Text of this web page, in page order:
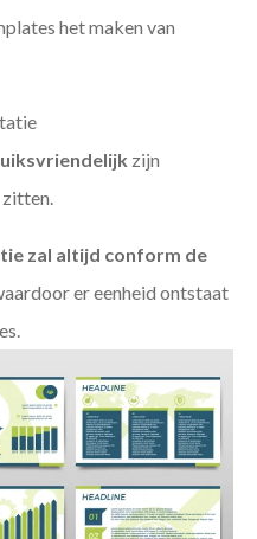
het maken van
zijn
zitten.
zal altijd conform de
er eenheid ontstaat